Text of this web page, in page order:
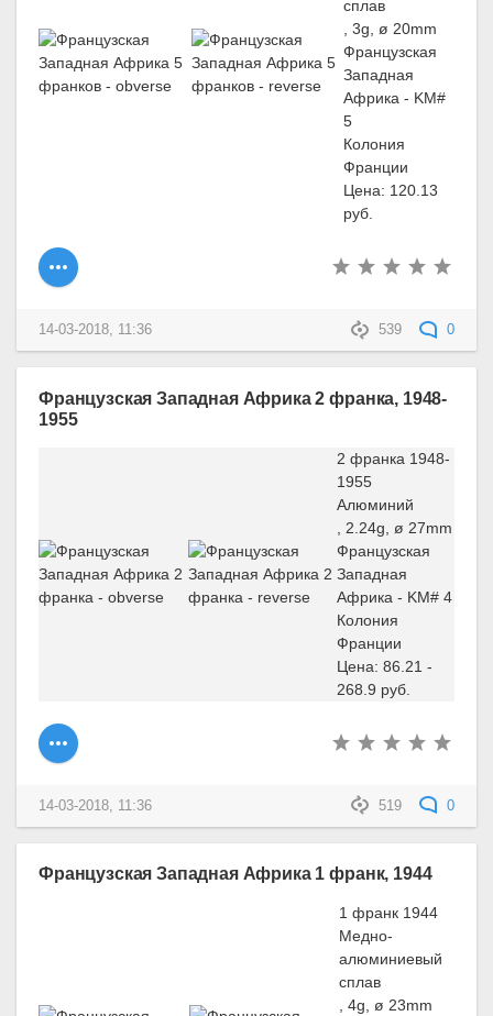
сплав
, 3g, ø 20mm
Французская
Западная
Африка - KM#
5
Колония
Франции
Цена: 120.13
руб.
539 0
14-03-2018, 11:36
Французская Западная Африка 2 франка, 1948-
1955
2 франка 1948-
1955
Алюминий
, 2.24g, ø 27mm
Французская
Западная
Африка - KM# 4
Колония
Франции
Цена: 86.21 -
268.9 руб.
519 0
14-03-2018, 11:36
Французская Западная Африка 1 франк, 1944
1 франк 1944
Медно-
алюминиевый
сплав
, 4g, ø 23mm